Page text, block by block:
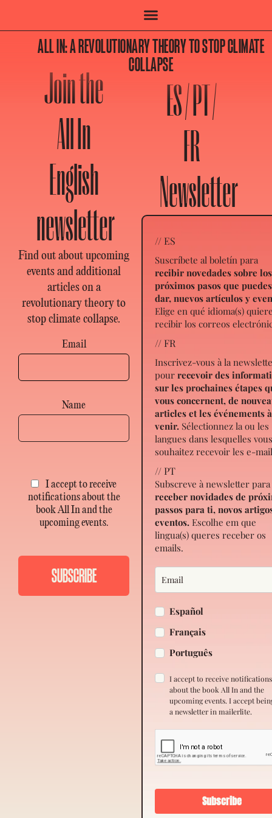
ALL IN: A REVOLUTIONARY THEORY TO STOP CLIMATE
COLLAPSE
Join the
All In
English
newsletter
Find out about upcoming
events and additional
articles on a
revolutionary theory to
stop climate collapse.
Email
Name
I accept to receive
notifications about the
book All In and the
upcoming events.
ES / PT /
FR
Newsletter
// ES
Suscríbete al boletín para
recibir novedades sobre los
próximos pasos que puedes
dar, nuevos artículos y
Elige en qué idioma(s)
recibir los correos
// FR
Inscrivez-vous à la
pourrecevoir des
sur les prochaines étapes
vous concernent, de
articles et les événements à
venir. Sélectionnez la ou les
langues dans lesquelles
souhaitez recevoir les e-
// PT
Subscreve à newsletter para
receber novidades de
passos para ti, novos
eventos.Escolhe em que
lingua(s) queres receber os
emails.
Español
Français
Português
I accept to receive notifications
about the book All In and the
upcoming events. I accept
a newsletter in mailerlite.
Subscribe